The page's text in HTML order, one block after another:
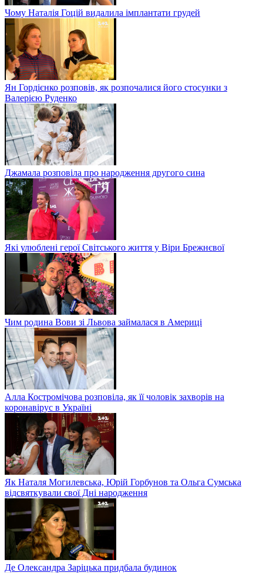
Чому Наталія Гоцій видалила імплантати грудей
Ян Гордієнко розповів, як розпочалися його стосунки з
Валерією Руденко
Джамала розповіла про народження другого сина
Які улюблені герої Світського життя у Віри Брежнєвої
Чим родина Вови зі Львова займалася в Америці
Алла Костромічова розповіла, як її чоловік захворів на
коронавірус в Україні
Як Наталя Могилевська, Юрій Горбунов та Ольга Сумська
відсвяткували свої Дні народження
Де Олександра Заріцька придбала будинок